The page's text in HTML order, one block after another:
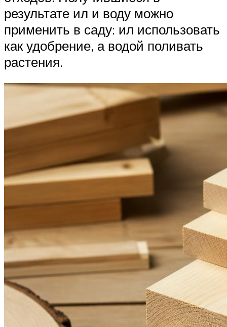
результате ил и воду можно
применить в саду: ил использовать
как удобрение, а водой поливать
растения.